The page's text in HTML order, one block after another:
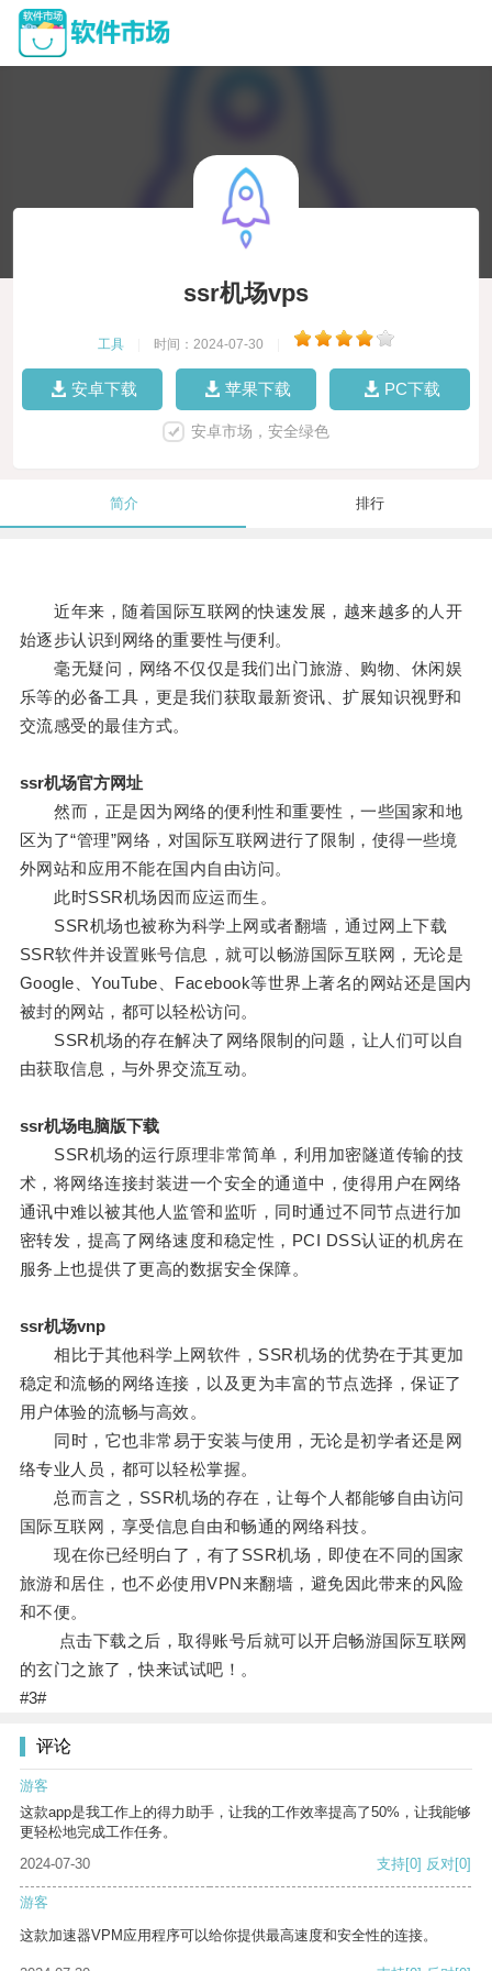
ssr机场vps
工具 时间：2024-07-30
安卓下载 苹果下载 PC下载
安卓市场，安全绿色
简介 排行
近年来，随着国际互联网的快速发展，越来越多的人开
始逐步认识到网络的重要性与便利。
毫无疑问，网络不仅仅是我们出门旅游、购物、休闲娱
乐等的必备工具，更是我们获取最新资讯、扩展知识视野和
交流感受的最佳方式。
ssr机场官方网址
然而，正是因为网络的便利性和重要性，一些国家和地
区为了“管理”网络，对国际互联网进行了限制，使得一些境
外网站和应用不能在国内自由访问。
此时SSR机场因而应运而生。
SSR机场也被称为科学上网或者翻墙，通过网上下载
SSR软件并设置账号信息，就可以畅游国际互联网，无论是
Google、YouTube、Facebook等世界上著名的网站还是国内
被封的网站，都可以轻松访问。
SSR机场的存在解决了网络限制的问题，让人们可以自
由获取信息，与外界交流互动。
ssr机场电脑版下载
SSR机场的运行原理非常简单，利用加密隧道传输的技
术，将网络连接封装进一个安全的通道中，使得用户在网络
通讯中难以被其他人监管和监听，同时通过不同节点进行加
密转发，提高了网络速度和稳定性，PCI DSS认证的机房在
服务上也提供了更高的数据安全保障。
ssr机场vnp
相比于其他科学上网软件，SSR机场的优势在于其更加
稳定和流畅的网络连接，以及更为丰富的节点选择，保证了
用户体验的流畅与高效。
同时，它也非常易于安装与使用，无论是初学者还是网
络专业人员，都可以轻松掌握。
总而言之，SSR机场的存在，让每个人都能够自由访问
国际互联网，享受信息自由和畅通的网络科技。
现在你已经明白了，有了SSR机场，即使在不同的国家
旅游和居住，也不必使用VPN来翻墙，避免因此带来的风险
和不便。
点击下载之后，取得账号后就可以开启畅游国际互联网
的玄门之旅了，快来试试吧！。
#3#
评论
游客
这款app是我工作上的得力助手，让我的工作效率提高了50%，让我能够
更轻松地完成工作任务。
2024-07-30
支持[0] 反对[0]
游客
这款加速器VPM应用程序可以给你提供最高速度和安全性的连接。